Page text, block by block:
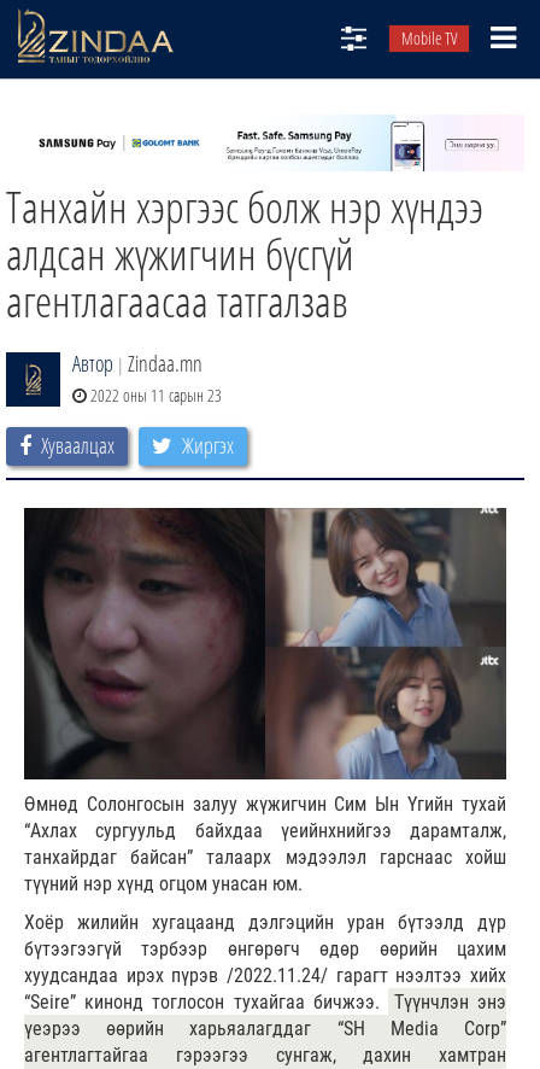
Mobile TV
ТВ8
ӨГЛӨӨНИЙ СОНИН
ЗИНДАА СЭТГҮҮЛ
Танхайн хэргээс болж нэр хүндээ
алдсан жүжигчин бүсгүй
агентлагаасаа татгалзав
Автор | Zindaa.mn
2022 оны 11 сарын 23
Хуваалцах Жиргэх
Өмнөд Солонгосын залуу жүжигчин Сим Ын Үгийн тухай
“Ахлах сургуульд байхдаа үеийнхнийгээ дарамталж,
танхайрдаг байсан” талаарх мэдээлэл гарснаас хойш
түүний нэр хүнд огцом унасан юм.
Хоёр жилийн хугацаанд дэлгэцийн уран бүтээлд дүр
бүтээгээгүй тэрбээр өнгөрөгч өдөр өөрийн цахим
хуудсандаа ирэх пүрэв /2022.11.24/ гарагт нээлтээ хийх
“Seire” кинонд тоглосон тухайгаа бичжээ.
Түүнчлэн энэ
үеэрээ өөрийн харьяалагддаг “SH Media Corp”
агентлагтайгаа гэрээгээ сунгаж, дахин хамтран